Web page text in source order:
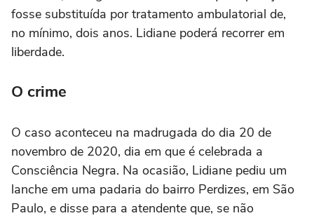
fosse substituída por tratamento ambulatorial de,
no mínimo, dois anos. Lidiane poderá recorrer em
liberdade.
O crime
O caso aconteceu na madrugada do dia 20 de
novembro de 2020, dia em que é celebrada a
Consciência Negra. Na ocasião, Lidiane pediu um
lanche em uma padaria do bairro Perdizes, em São
Paulo, e disse para a atendente que, se não